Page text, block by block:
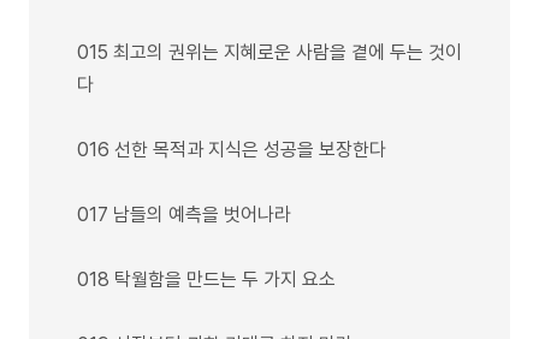
015 최고의 권위는 지혜로운 사람을 곁에 두는 것이
다
016 선한 목적과 지식은 성공을 보장한다
017 남들의 예측을 벗어나라
018 탁월함을 만드는 두 가지 요소